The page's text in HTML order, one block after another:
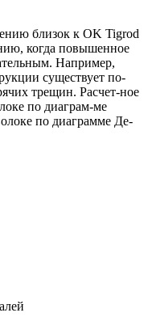
близок к OK Tigrod
когда повышенное
Например,
существует по-
трещин. Расчет-ное
по диаграм-ме
по диаграмме Де-